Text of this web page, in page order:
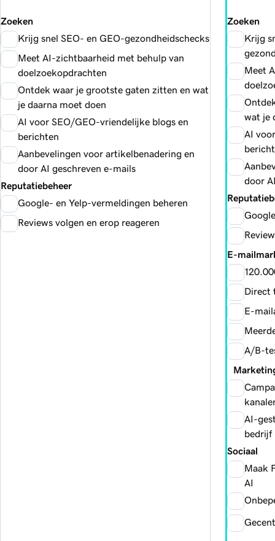
Zoeken
Krijg snel SEO- en GEO-gezondheidschecks
Meet AI-zichtbaarheid met behulp van
doelzoekopdrachten
Ontdek waar je grootste gaten zitten en wat
je daarna moet doen
AI voor SEO/GEO-vriendelijke blogs en
berichten
Aanbevelingen voor artikelbenadering en
door AI geschreven e-mails
Reputatiebeheer
Google- en Yelp-vermeldingen beheren
Reviews volgen en erop reageren
Zoeken
Krijg
Meet
wat je
AI
door
E-
Direct
E-
A/B-
AI-
bedrijf
Sociaal
Maak
AI